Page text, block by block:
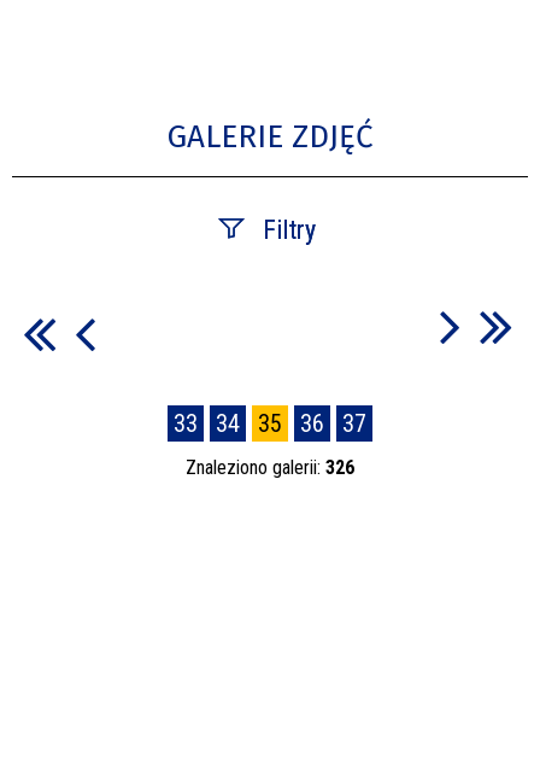
GALERIE ZDJĘĆ
Filtry
33 34 35 36 37
Znaleziono galerii: 326